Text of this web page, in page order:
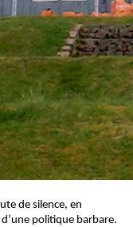
de silence, en
politique barbare.